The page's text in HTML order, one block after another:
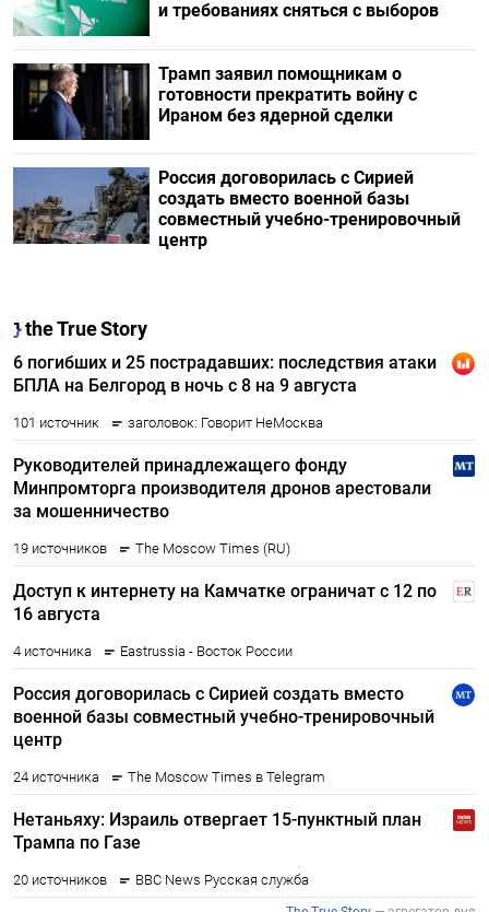
и требованиях сняться с выборов
Трамп заявил помощникам о
готовности прекратить войну с
Ираном без ядерной сделки
Россия договорилась с Сирией
создать вместо военной базы
совместный учебно-тренировочный
центр